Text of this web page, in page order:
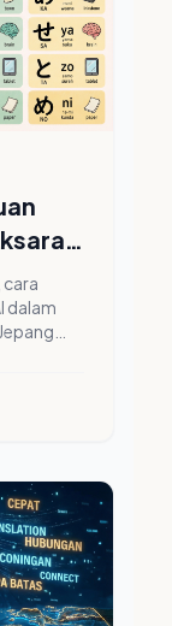
cara
dalam